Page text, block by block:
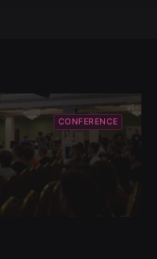
CONFERENCE